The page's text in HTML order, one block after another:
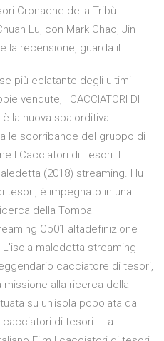
Cronache della Tribù
Lu, con Mark Chao, Jin
la recensione, guarda il …
più eclatante degli ultimi
vendute, I CACCIATORI DI
è la nuova sbalorditiva
le scorribande del gruppo di
I Cacciatori di Tesori. I
(2018) streaming. Hu
tesori, è impegnato in una
della Tomba
Cb01 altadefinizione
maledetta streaming
cacciatore di tesori,
alla ricerca della
su un'isola popolata da
cacciatori di tesori - La